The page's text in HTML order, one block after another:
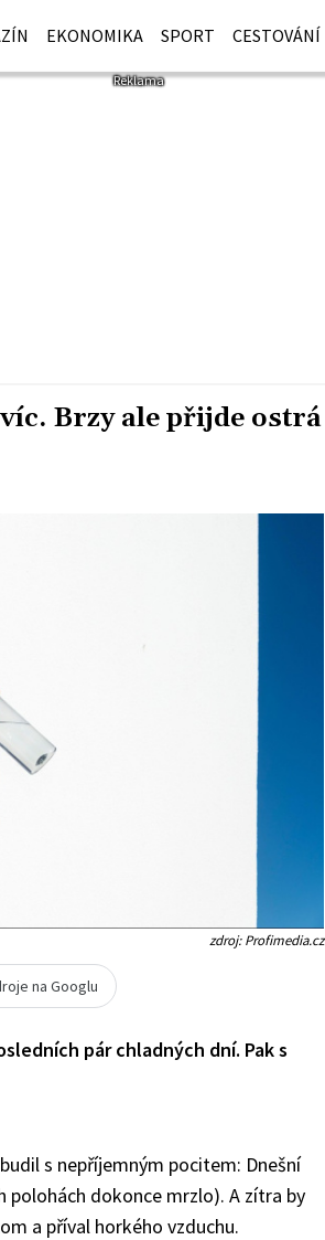
EKONOMIKA SPORT CESTOVÁNÍ
Brzy ale přijde ostrá
zdroj: Profimedia.cz
na Googlu
pár chladných dní. Pak s
s nepříjemným pocitem: Dnešní
polohách dokonce mrzlo). A zítra by
a příval horkého vzduchu.